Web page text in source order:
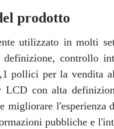
prodotto
utilizzato in molti
controllo
pollici per la vendita
con alta
l'esperienza
pubbliche e